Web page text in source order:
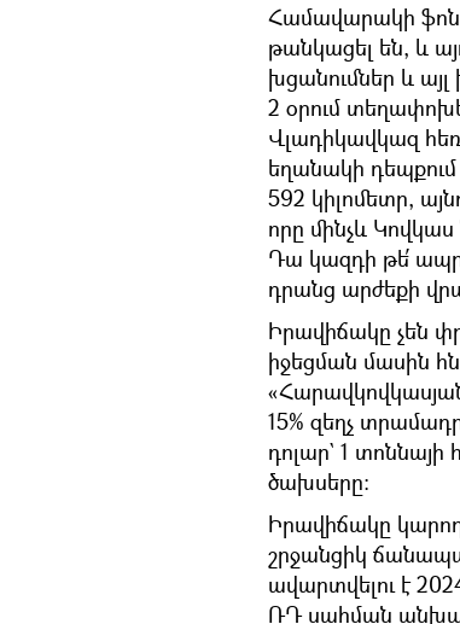
Համավարակի
թանկացել են, և
խցանումներ և
2 օրում
Վլադիկավկազ
եղանակի
592 կիլոմետր,
որը մինչև
Դա կազդի թե՛
դրանց արժեքի
Իրավիճակը չեն
իջեցման մասին
15% զեղչ
դոլար` 1
ծախսերը։
Իրավիճակը
շրջանցիկ
ավարտվելու է
ՌԴ սահման